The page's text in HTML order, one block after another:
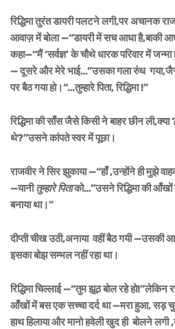
रिद्धिमा तुरंत डायरी पलटने लगी,पर अचानक
आवाज़ में बोला —“डायरी में सच आधा
कहा—“मैं ‘सर्वज्ञ’ के चौथे धारक परिवार में
— दूसरे और मेरे भाई…”उसका गला रुंध गया,जैसे
पर बैठ गया हो।“…तुम्हारे पिता, रिद्धिमा !”
रिद्धिमा की साँस जैसे किसी ने बाहर छीन
थे?”उसने कांपते स्वर में पूछा।
राजवीर ने सिर झुकाया —“हाँ ,उन्होंने ही मुझे
—यानीतुम्हारे पिताको…”उसने रिद्धिमा की
बनाया था।”
दीप्ती चीख उठी,अनाया वहीं बैठ गयी —उसकी
इसका बोझ सम्भल नहीं रहा था।
रिद्धिमा चिल्लाई —“तुम झूठ बोल रहे
आँखों में बस एक सच्चा दर्द था —मरा हुआ, सड़
हाथ हिलाया और मानो हवेली खुद ही बोलने लगी